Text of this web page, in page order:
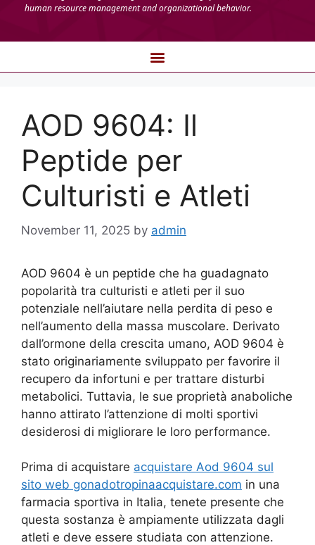
human resource management and organizational behavior.
AOD 9604: Il
Peptide per
Culturisti e Atleti
November 11, 2025 by admin
AOD 9604 è un peptide che ha guadagnato
popolarità tra culturisti e atleti per il suo
potenziale nell’aiutare nella perdita di peso e
nell’aumento della massa muscolare. Derivato
dall’ormone della crescita umano, AOD 9604 è
stato originariamente sviluppato per favorire il
recupero da infortuni e per trattare disturbi
metabolici. Tuttavia, le sue proprietà anaboliche
hanno attirato l’attenzione di molti sportivi
desiderosi di migliorare le loro performance.
Prima di acquistare acquistare Aod 9604 sul
sito web gonadotropinaacquistare.com in una
farmacia sportiva in Italia, tenete presente che
questa sostanza è ampiamente utilizzata dagli
atleti e deve essere studiata con attenzione.